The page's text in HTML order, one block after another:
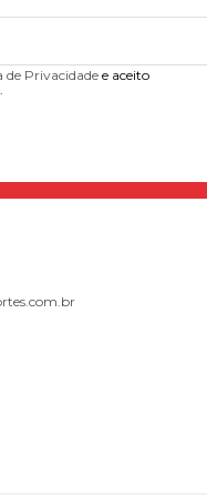
de Privacidadee aceito